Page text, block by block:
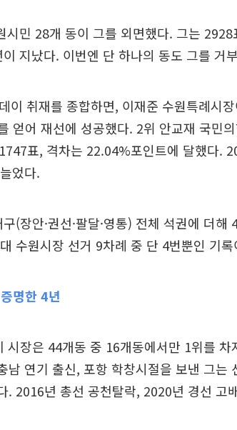
시민 28개 동이 그를 외면했다. 그는
지났다. 이번엔 단 하나의 동도 그를 거
이 취재를 종합하면, 이재준 수원특례시
얻어 재선에 성공했다. 2위 안교재 국민
표, 격차는 22.04%포인트에 달했다.
었다.
(장안·권선·팔달·영통) 전체 석권에 더
수원시장 선거 9차례 중 단 4번뿐인 기록
명한 4년
시장은 44개동 중 16개동에서만 1위를
남 연기 출신, 포항 학창시절을 보낸 그는
. 2016년 총선 공천탈락, 2020년 경선 고